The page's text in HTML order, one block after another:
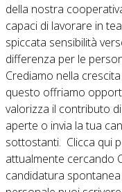
della nostra
capaci di lavorare in
spiccata sensibilità
differenza per le
Crediamo nella
questo offriamo
valorizza il contributo
aperte o invia la tua
sottostanti. Clicca qui
attualmente cercando
candidatura